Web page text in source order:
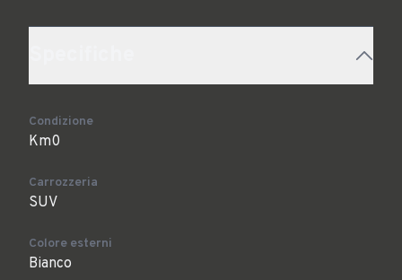
Condizione
Km0
Carrozzeria
SUV
Colore esterni
Bianco